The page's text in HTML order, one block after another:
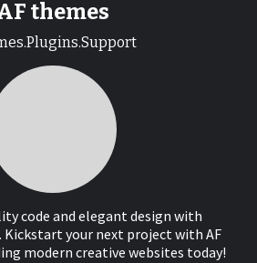
themes
code and elegant design with
your next project with AF
modern creative websites today!